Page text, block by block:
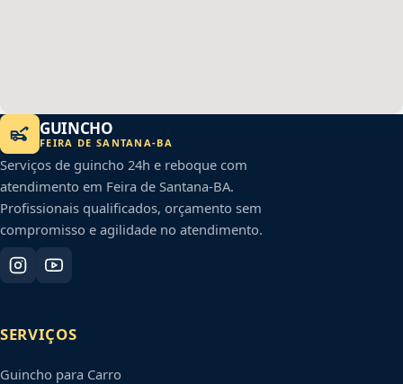
GUINCHO
FEIRA DE SANTANA-BA
Serviços de guincho 24h e reboque com
atendimento em Feira de Santana-BA.
Profissionais qualificados, orçamento sem
compromisso e agilidade no atendimento.
SERVIÇOS
Guincho para Carro